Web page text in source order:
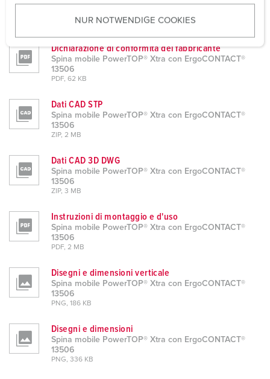
u
w
a
h
NUR NOTWENDIGE COOKIES
Spina mobile PowerTOP® Xtra con ErgoCONTACT®
PDF, 294 KB
Dichiarazione di conformità del fabbricante
Spina mobile PowerTOP® Xtra con ErgoCONTACT®
13506
PDF, 62 KB
Dati CAD STP
Spina mobile PowerTOP® Xtra con ErgoCONTACT®
13506
ZIP, 2 MB
Dati CAD 3D DWG
Spina mobile PowerTOP® Xtra con ErgoCONTACT®
13506
ZIP, 3 MB
Instruzioni di montaggio e d'uso
Spina mobile PowerTOP® Xtra con ErgoCONTACT®
13506
PDF, 2 MB
Disegni e dimensioni verticale
Spina mobile PowerTOP® Xtra con ErgoCONTACT®
13506
PNG, 186 KB
Disegni e dimensioni
Spina mobile PowerTOP® Xtra con ErgoCONTACT®
13506
PNG, 336 KB